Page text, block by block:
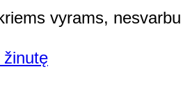
vyrams,
žinutę